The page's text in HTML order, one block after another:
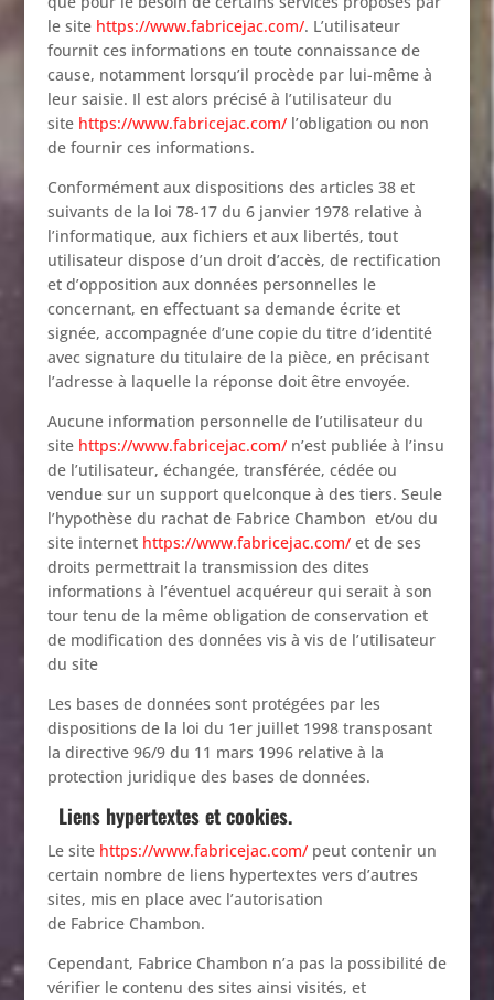
le site https://www.fabricejac.com/. L’utilisateur
fournit ces informations en toute connaissance de
cause, notamment lorsqu’il procède par lui-même à
leur saisie. Il est alors précisé à l’utilisateur du
site https://www.fabricejac.com/l’obligation ou non
de fournir ces informations.
Conformément aux dispositions des articles 38 et
suivants de la loi 78-17 du 6 janvier 1978 relative à
l’informatique, aux fichiers et aux libertés, tout
utilisateur dispose d’un droit d’accès, de rectification
et d’opposition aux données personnelles le
concernant, en effectuant sa demande écrite et
signée, accompagnée d’une copie du titre d’identité
avec signature du titulaire de la pièce, en précisant
l’adresse à laquelle la réponse doit être envoyée.
Aucune information personnelle de l’utilisateur du
site https://www.fabricejac.com/n’est publiée à l’insu
de l’utilisateur, échangée, transférée, cédée ou
vendue sur un support quelconque à des tiers. Seule
l’hypothèse du rachat de Fabrice Chambon et/ou du
site internet https://www.fabricejac.com/et de ses
droits permettrait la transmission des dites
informations à l’éventuel acquéreur qui serait à son
tour tenu de la même obligation de conservation et
de modification des données vis à vis de l’utilisateur
du site
Les bases de données sont protégées par les
dispositions de la loi du 1er juillet 1998 transposant
la directive 96/9 du 11 mars 1996 relative à la
protection juridique des bases de données.
Liens hypertextes et cookies.
Le site https://www.fabricejac.com/peut contenir un
certain nombre de liens hypertextes vers d’autres
sites, mis en place avec l’autorisation
de Fabrice Chambon.
Cependant, Fabrice Chambon n’a pas la possibilité de
vérifier le contenu des sites ainsi visités, et